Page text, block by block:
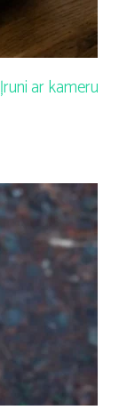
ar kameru